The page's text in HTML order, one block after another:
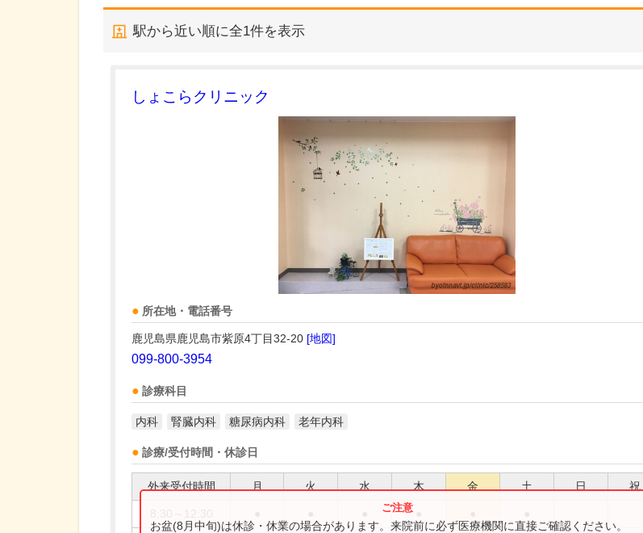
駅から近い順に全1件を表示
しょこらクリニック
所在地・電話番号
鹿児島県鹿児島市紫原4丁目32-20 [地図]
099-800-3954
診療科目
内科 腎臓内科 糖尿病内科 老年内科
診療/受付時間・休診日
外来受付時間 月 火 水 木 金 土 日 祝
お盆(8月中旬)は休診・休業の場合があります。来院前に必ず医療機関に直接ご確認ください。
当院は、既存の治療法だ
えられるように、患者さ